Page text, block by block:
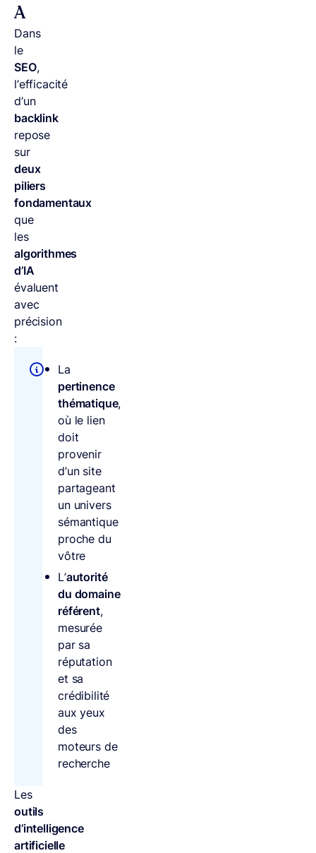
A
Dans
le
SEO,
l’efficacité
d’un
backlink
repose
sur
deux
piliers
fondamentaux
que
les
algorithmes
d’IA
évaluent
avec
précision
:
La
pertinence
thématique,
où le lien
doit
provenir
d’un site
partageant
un univers
sémantique
proche du
vôtre
L’autorité
du domaine
référent,
mesurée
par sa
réputation
et sa
crédibilité
aux yeux
des
moteurs de
recherche
Les
outils
d’intelligence
artificielle